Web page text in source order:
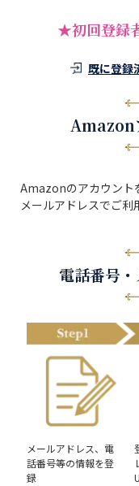
★初回登録
既に登録
Amazon
Amazonのアカウント
メールアドレスでご利
電話番号
メールアドレス、電
話番号等の情報を登
録